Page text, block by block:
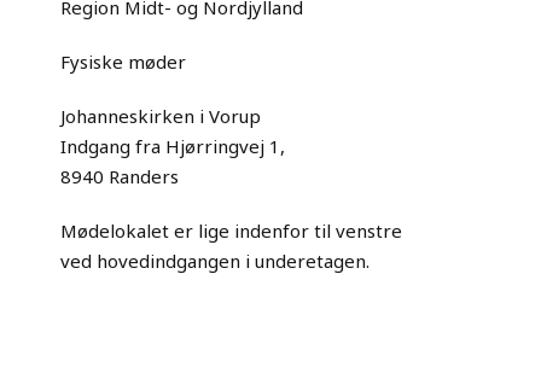
Johanneskirken i Vorup
Indgang fra Hjørringvej 1,
8940 Randers
Mødelokalet er lige indenfor til venstre
ved hovedindgangen i underetagen.
Region Midt- og Nordjylland
Fysiske møder